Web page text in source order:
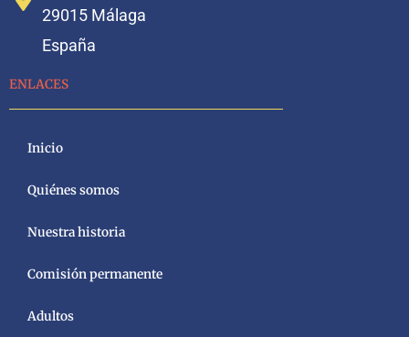
29015 Málaga
España
ENLACES
Inicio
Quiénes somos
Nuestra historia
Comisión permanente
Adultos